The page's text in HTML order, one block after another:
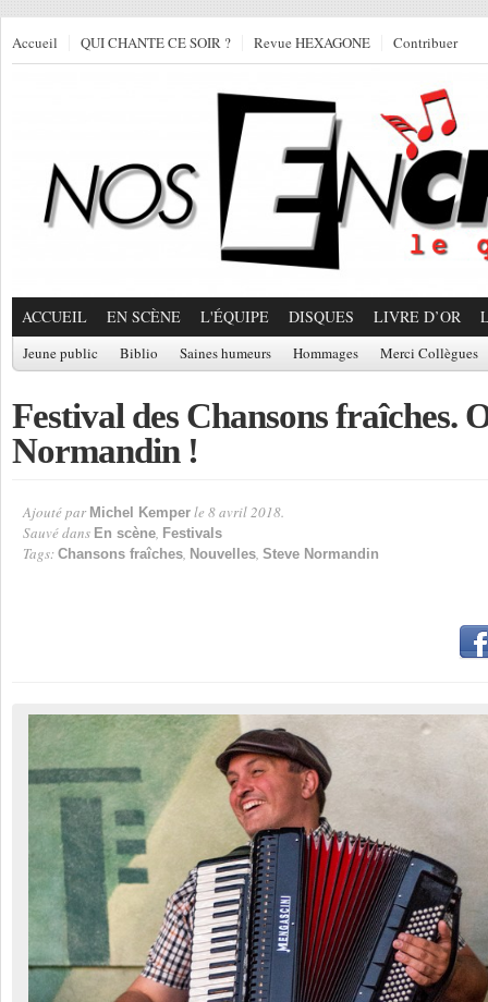
Accueil QUI CHANTE CE SOIR ? Revue HEXAGONE Contribuer
ACCUEIL EN SCÈNE L'ÉQUIPE DISQUES LIVRE D’OR
Jeune public Biblio Saines humeurs Hommages Merci Collègues
Festival des Chansons fraîches.
Normandin !
Ajouté par Michel Kemper le 8 avril 2018.
Sauvé dans En scène, Festivals
Tags: Chansons fraîches, Nouvelles, Steve Normandin